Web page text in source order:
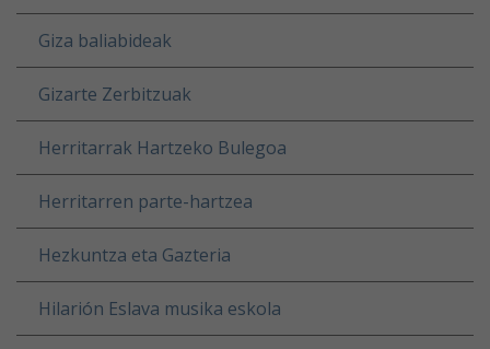
Giza baliabideak
Gizarte Zerbitzuak
Herritarrak Hartzeko Bulegoa
Herritarren parte-hartzea
Hezkuntza eta Gazteria
Hilarión Eslava musika eskola